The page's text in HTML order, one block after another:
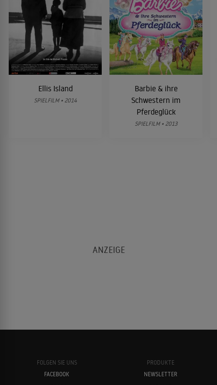
Ellis Island
SPIELFILM • 2014
Barbie & ihre
Schwestern im
Pferdeglück
SPIELFILM • 2013
FOLGEN SIE UNS
FACEBOOK
PRODUKTE
NEWSLETTER